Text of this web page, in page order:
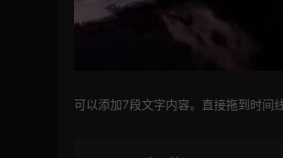
可以添加7段文字内容。直接拖到时间